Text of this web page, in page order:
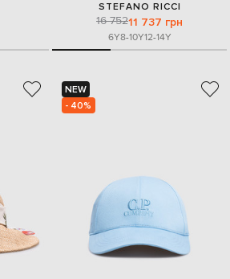
STEFANO RICCI
16 75211 737 грн
6Y8-10Y12-14Y
NEW
- 40%